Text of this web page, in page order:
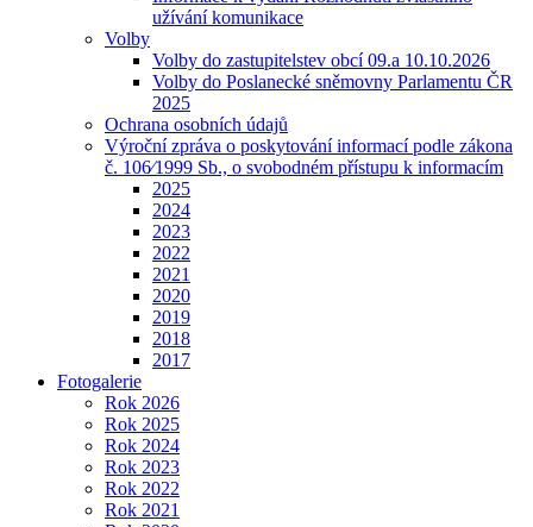
užívání komunikace
Volby
Volby do zastupitelstev obcí 09.a 10.10.2026
Volby do Poslanecké sněmovny Parlamentu ČR
2025
Ochrana osobních údajů
Výroční zpráva o poskytování informací podle zákona
č. 106⁄1999 Sb., o svobodném přístupu k informacím
2025
2024
2023
2022
2021
2020
2019
2018
2017
Fotogalerie
Rok 2026
Rok 2025
Rok 2024
Rok 2023
Rok 2022
Rok 2021